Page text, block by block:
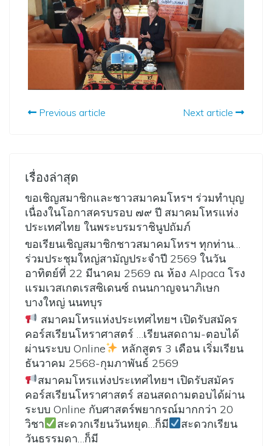
Previous article Next article
เรื่องล่าสุด
ขอเชิญสมาชิกและชาวสมาคมโหรฯ ร่วมทำบุญ
เนื่องในโอกาสครบรอบ ๗๙ ปี สมาคมโหรแห่ง
ประเทศไทย ในพระบรมราชินูปถัมภ์
ขอเรียนเชิญสมาชิกชาวสมาคมโหรฯ ทุกท่าน…
ร่วมประชุมใหญ่สามัญประจำปี 2569 ในวัน
อาทิตย์ที่ 22 มีนาคม 2569 ณ ห้อง Alpaca โรง
แรมเวสเกตเรสซิเดนซ์ ถนนกาญจนาภิเษก
บางใหญ่ นนทบุร
สมาคมโหรแห่งประเทศไทยฯ เปิดรับสมัคร
คอร์สเรียนโหราศาสตร์ …เรียนสดถาม-ตอบได้
ผ่านระบบ Online
หลักสูตร 3 เดือน เริ่มเรียน
ธันวาคม 2568-กุมภาพันธ์ 2569
สมาคมโหรแห่งประเทศไทยฯ เปิดรับสมัคร
คอร์สเรียนโหราศาสตร์ สอนสดถามตอบได้ผ่าน
ระบบ Online กับศาสตร์พยากรณ์มากกว่า 20
วิชา
สะดวกเรียนวันหยุด…ก็มี
สะดวกเรียน
วันธรรมดา…ก็มี